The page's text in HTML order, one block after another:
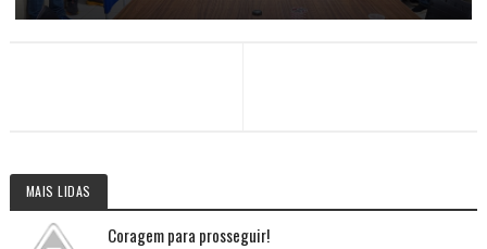
MAIS LIDAS
Coragem para prosseguir!